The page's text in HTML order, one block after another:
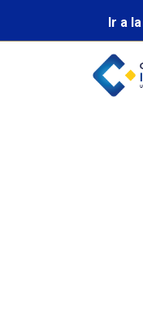
Ir a